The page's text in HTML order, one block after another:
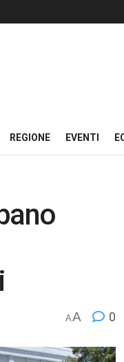
REGIONE EVENTI
AA 0